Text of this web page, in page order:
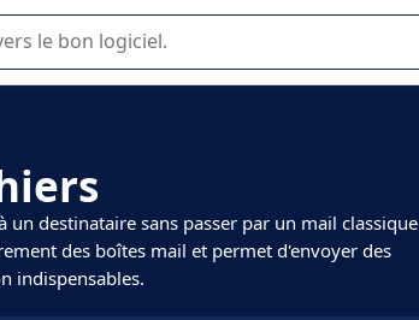
de logiciel SaaS en entreprise.
destinataire sans passer par un mail classique
des boîtes mail et permet d'envoyer des
indispensables.